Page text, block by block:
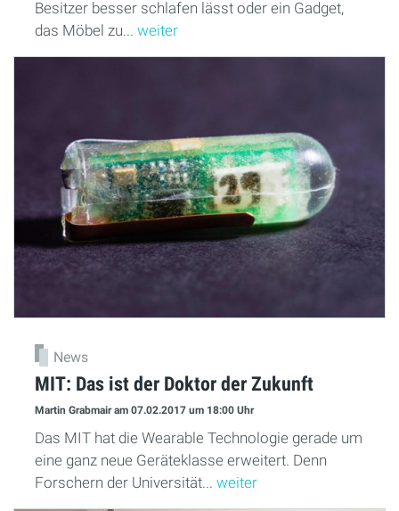
Besitzer besser schlafen lässt oder ein Gadget,
das Möbel zu... weiter
News
MIT: Das ist der Doktor der Zukunft
Martin Grabmairam 07.02.2017 um 18:00 Uhr
Das MIT hat die Wearable Technologie gerade um
eine ganz neue Geräteklasse erweitert. Denn
Forschern der Universität... weiter